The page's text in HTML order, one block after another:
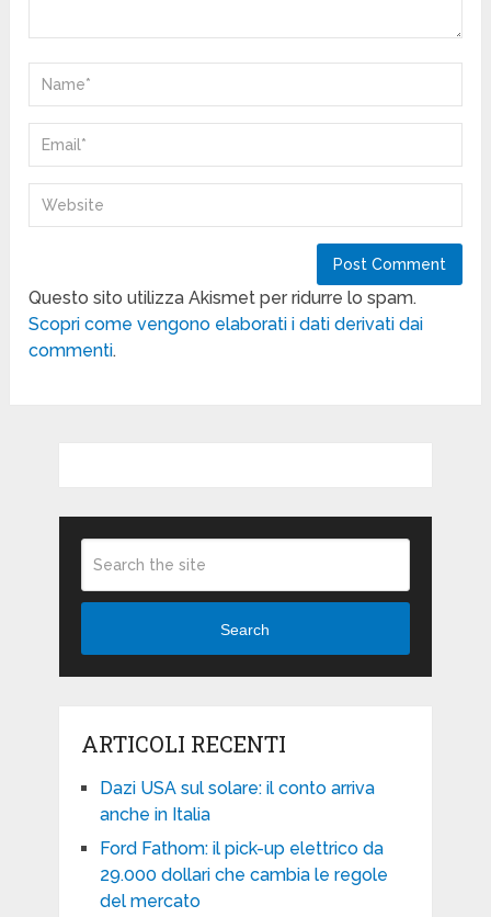
Questo sito utilizza Akismet per ridurre lo spam.
Scopri come vengono elaborati i dati derivati dai
commenti.
Search
ARTICOLI RECENTI
Dazi USA sul solare: il conto arriva
anche in Italia
Ford Fathom: il pick-up elettrico da
29.000 dollari che cambia le regole
del mercato